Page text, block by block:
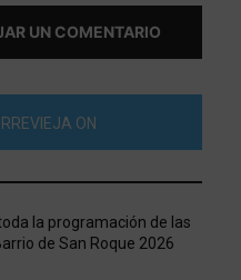
UN COMENTARIO
ON
la programación de las
de San Roque 2026